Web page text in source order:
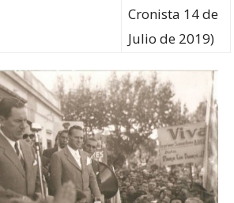
Cronista 14 de
Julio de 2019)